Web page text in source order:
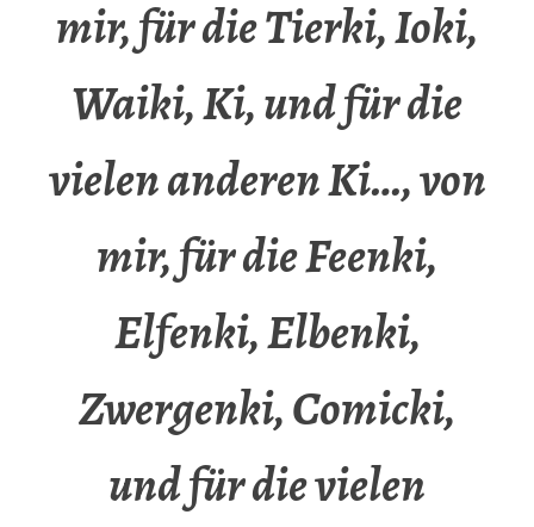
mir, für die Tierki, Ioki,
Waiki, Ki, und für die
vielen anderen Ki…, von
mir, für die Feenki,
Elfenki, Elbenki,
Zwergenki, Comicki,
und für die vielen